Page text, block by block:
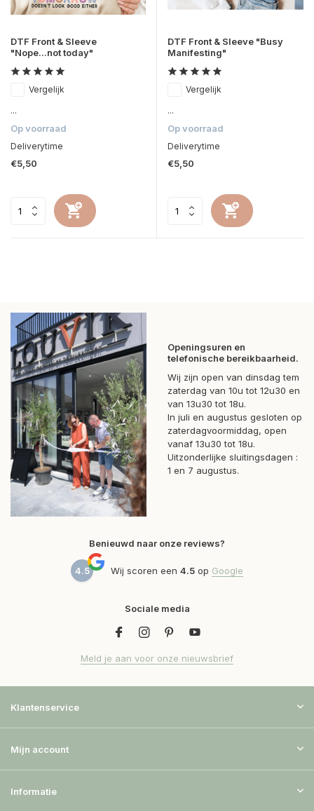
DTF Front & Sleeve
"Nope...not today"
Vergelijk
...
Op voorraad
Deliverytime
€5,50
DTF Front & Sleeve "Busy
Manifesting"
Vergelijk
...
Op voorraad
Deliverytime
€5,50
Openingsuren en
telefonische bereikbaarheid.
Wij zijn open van dinsdag tem
zaterdag van 10u tot 12u30 en
van 13u30 tot 18u.
In juli en augustus gesloten op
zaterdagvoormiddag, open
vanaf 13u30 tot 18u.
Uitzonderlijke sluitingsdagen :
1 en 7 augustus.
Benieuwd naar onze reviews?
4.5 Wij scoren een 4.5 op Google
Sociale media
Meld je aan voor onze nieuwsbrief
Klantenservice
Mijn account
Informatie